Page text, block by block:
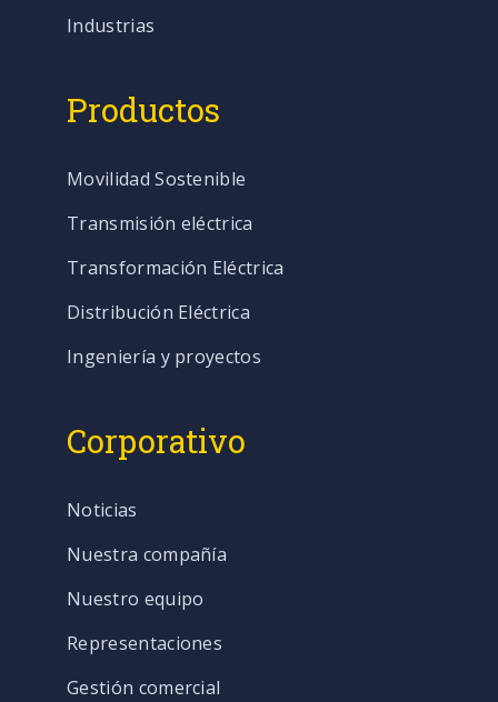
Industrias
Productos
Movilidad Sostenible
Transmisión eléctrica
Transformación Eléctrica
Distribución Eléctrica
Ingeniería y proyectos
Corporativo
Noticias
Nuestra compañía
Nuestro equipo
Representaciones
Gestión comercial